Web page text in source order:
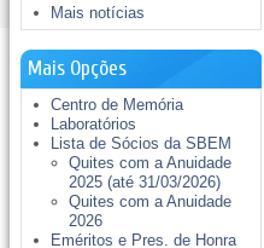
Mais notícias
Mais Opções
Centro de Memória
Laboratórios
Lista de Sócios da SBEM
Quites com a Anuidade
2025 (até 31/03/2026)
Quites com a Anuidade
2026
Eméritos e Pres. de Honra